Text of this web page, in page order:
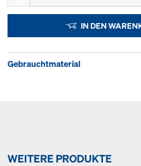
IN DEN
Gebrauchtmaterial
WEITERE PRODUKTE